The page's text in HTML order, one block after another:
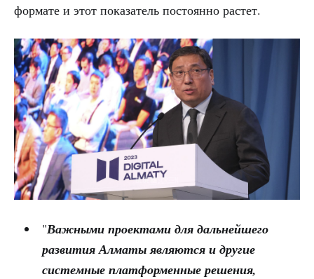
формате и этот показатель постоянно растет.
"Важными проектами для дальнейшего
развития Алматы являются и другие
системные платформенные решения,